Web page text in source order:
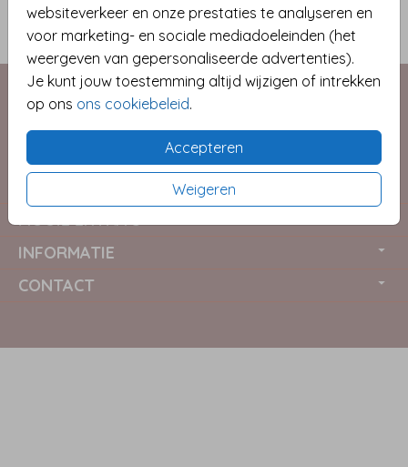
websiteverkeer en onze prestaties te analyseren en
voor marketing- en sociale mediadoeleinden (het
weergeven van gepersonaliseerde advertenties).
Je kunt jouw toestemming altijd wijzigen of intrekken
op ons ons cookiebeleid.
Accepteren
Weigeren
MOOIE EXTRA'S
INFORMATIE
CONTACT